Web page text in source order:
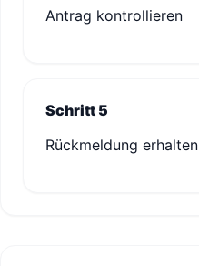
Antrag kontrollieren
Schritt 5
Rückmeldung erhalten